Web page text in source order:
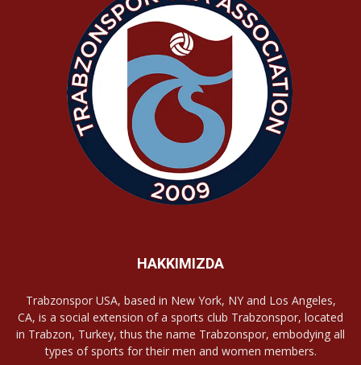
HAKKIMIZDA
Trabzonspor USA, based in New York, NY and Los Angeles,
CA, is a social extension of a sports club Trabzonspor, located
in Trabzon, Turkey, thus the name Trabzonspor, embodying all
types of sports for their men and women members.